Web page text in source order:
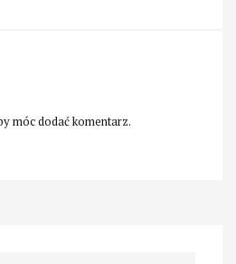
móc dodać komentarz.